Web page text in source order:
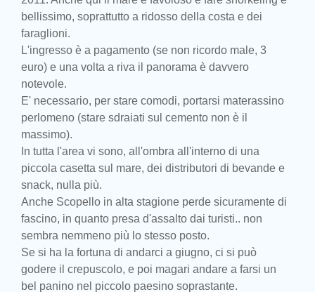
bellissimo, soprattutto a ridosso della costa e dei
faraglioni.
L'ingresso è a pagamento (se non ricordo male, 3
euro) e una volta a riva il panorama è davvero
notevole.
E' necessario, per stare comodi, portarsi materassino
perlomeno (stare sdraiati sul cemento non è il
massimo).
In tutta l'area vi sono, all'ombra all'interno di una
piccola casetta sul mare, dei distributori di bevande e
snack, nulla più.
Anche Scopello in alta stagione perde sicuramente di
fascino, in quanto presa d'assalto dai turisti.. non
sembra nemmeno più lo stesso posto.
Se si ha la fortuna di andarci a giugno, ci si può
godere il crepuscolo, e poi magari andare a farsi un
bel panino nel piccolo paesino soprastante.